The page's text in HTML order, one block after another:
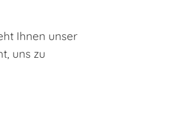
Ihnen unser
uns zu